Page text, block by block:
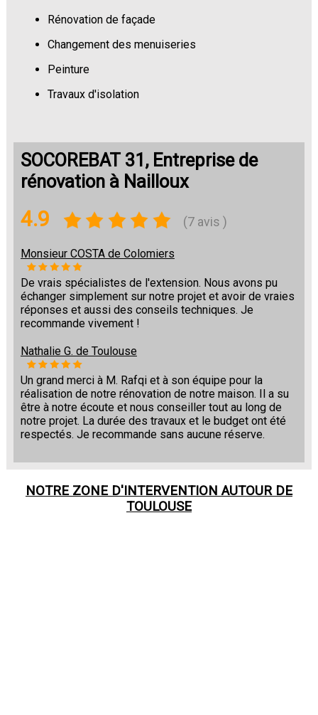
Rénovation de façade
Changement des menuiseries
Peinture
Travaux d'isolation
SOCOREBAT 31, Entreprise de
rénovation à Nailloux
4.9 (7 avis )
Monsieur COSTA de Colomiers
De vrais spécialistes de l'extension. Nous avons pu
échanger simplement sur notre projet et avoir de vraies
réponses et aussi des conseils techniques. Je
recommande vivement !
Nathalie G. de Toulouse
Un grand merci à M. Rafqi et à son équipe pour la
réalisation de notre rénovation de notre maison. Il a su
être à notre écoute et nous conseiller tout au long de
notre projet. La durée des travaux et le budget ont été
respectés. Je recommande sans aucune réserve.
NOTRE ZONE D'INTERVENTION AUTOUR DE
TOULOUSE